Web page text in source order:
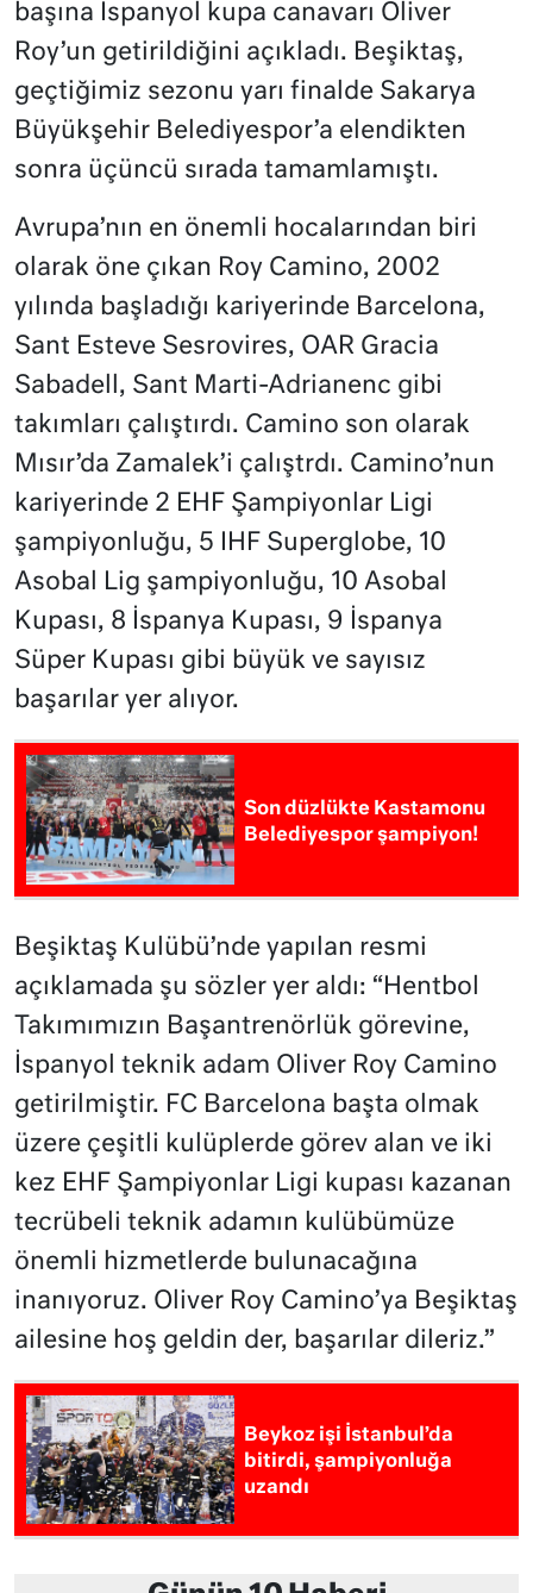
başına İspanyol kupa canavarı Oliver
Roy’un getirildiğini açıkladı. Beşiktaş,
geçtiğimiz sezonu yarı finalde Sakarya
Büyükşehir Belediyespor’a elendikten
sonra üçüncü sırada tamamlamıştı.
Avrupa’nın en önemli hocalarından biri
olarak öne çıkan Roy Camino, 2002
yılında başladığı kariyerinde Barcelona,
Sant Esteve Sesrovires, OAR Gracia
Sabadell, Sant Marti-Adrianenc gibi
takımları çalıştırdı. Camino son olarak
Mısır’da Zamalek’i çalıştrdı. Camino’nun
kariyerinde 2 EHF Şampiyonlar Ligi
şampiyonluğu, 5 IHF Superglobe, 10
Asobal Lig şampiyonluğu, 10 Asobal
Kupası, 8 İspanya Kupası, 9 İspanya
Süper Kupası gibi büyük ve sayısız
başarılar yer alıyor.
Son düzlükte Kastamonu
Belediyespor şampiyon!
Beşiktaş Kulübü’nde yapılan resmi
açıklamada şu sözler yer aldı: “Hentbol
Takımımızın Başantrenörlük görevine,
İspanyol teknik adam Oliver Roy Camino
getirilmiştir. FC Barcelona başta olmak
üzere çeşitli kulüplerde görev alan ve iki
kez EHF Şampiyonlar Ligi kupası kazanan
tecrübeli teknik adamın kulübümüze
önemli hizmetlerde bulunacağına
inanıyoruz. Oliver Roy Camino’ya Beşiktaş
ailesine hoş geldin der, başarılar dileriz.”
Beykoz işi İstanbul’da
bitirdi, şampiyonluğa
uzandı